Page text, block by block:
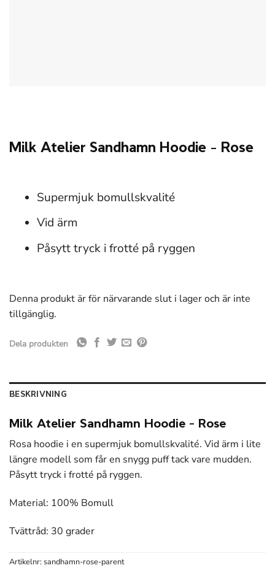
Milk Atelier Sandhamn Hoodie – Rose
Supermjuk bomullskvalité
Vid ärm
Påsytt tryck i frotté på ryggen
Denna produkt är för närvarande slut i lager och är inte
tillgänglig.
Dela produkten
BESKRIVNING
Milk Atelier Sandhamn Hoodie – Rose
Rosa hoodie i en supermjuk bomullskvalité. Vid ärm i lite
längre modell som får en snygg puff tack vare mudden.
Påsytt tryck i frotté på ryggen.
Material: 100% Bomull
Tvättråd: 30 grader
Artikelnr:sandhamn-rose-parent